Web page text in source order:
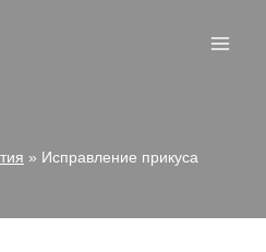
» Исправление прикуса